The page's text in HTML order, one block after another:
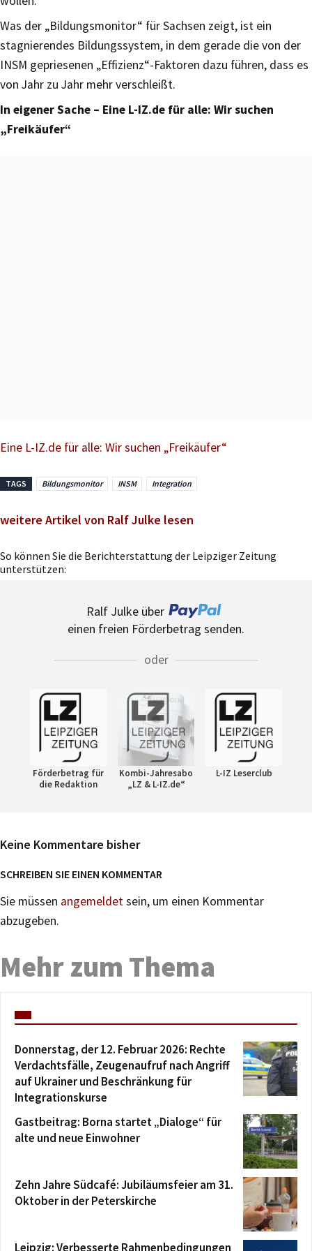
Was der „Bildungsmonitor“ für Sachsen zeigt, ist ein
stagnierendes Bildungssystem, in dem gerade die von der
INSM gepriesenen „Effizienz“-Faktoren dazu führen, dass es
von Jahr zu Jahr mehr verschleißt.
In eigener Sache – Eine L-IZ.de für alle: Wir suchen
„Freikäufer“
Eine L-IZ.de für alle: Wir suchen „Freikäufer“
TAGS Bildungsmonitor INSM Integration
weitere Artikel von Ralf Julke lesen
So können Sie die Berichterstattung der Leipziger Zeitung
unterstützen:
Ralf Julke über
einen freien Förderbetrag senden.
oder
Förderbetrag für
die Redaktion
Kombi-Jahresabo
„LZ & L-IZ.de“
L-IZ Leserclub
Keine Kommentare bisher
SCHREIBEN SIE EINEN KOMMENTAR
Sie müssen angemeldetsein, um einen Kommentar
abzugeben.
Mehr zum Thema
Donnerstag, der 12. Februar 2026: Rechte
Verdachtsfälle, Zeugenaufruf nach Angriff
auf Ukrainer und Beschränkung für
Integrationskurse
Gastbeitrag: Borna startet „Dialoge“ für
alte und neue Einwohner
Zehn Jahre Südcafé: Jubiläumsfeier am 31.
Oktober in der Peterskirche
Leipzig: Verbesserte Rahmenbedingungen